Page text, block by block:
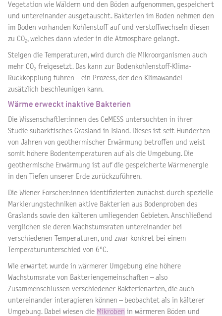
Vegetation wie Wäldern und den Böden aufgenommen, gespeichert
und untereinander ausgetauscht. Bakterien im Boden nehmen den
im Boden vorhanden Kohlenstoff auf und verstoffwechseln diesen
zu CO2, welches dann wieder in die Atmosphäre gelangt.
Steigen die Temperaturen, wird durch die Mikroorganismen auch
mehr CO2 freigesetzt. Das kann zur Bodenkohlenstoff-Klima-
Rückkopplung führen – ein Prozess, der den Klimawandel
zusätzlich beschleunigen kann.
Wärme erweckt inaktive Bakterien
Die Wissenschaftler:innen des CeMESS untersuchten in ihrer
Studie subarktisches Grasland in Island. Dieses ist seit Hunderten
von Jahren von geothermischer Erwärmung betroffen und weist
somit höhere Bodentemperaturen auf als die Umgebung. Die
geothermische Erwärmung ist auf die gespeicherte Wärmenergie
in den Tiefen unserer Erde zurückzuführen.
Die Wiener Forscher:innen identifizierten zunächst durch spezielle
Markierungstechniken aktive Bakterien aus Bodenproben des
Graslands sowie den kälteren umliegenden Gebieten. Anschließend
verglichen sie deren Wachstumsraten untereinander bei
verschiedenen Temperaturen, und zwar konkret bei einem
Temperaturunterschied von 6°C.
Wie erwartet wurde in wärmerer Umgebung eine höhere
Wachstumsrate von Bakteriengemeinschaften – also
Zusammenschlüssen verschiedener Bakterienarten, die auch
untereinander interagieren können – beobachtet als in kälterer
Umgebung. Dabei wiesen die Mikroben in wärmeren Böden und